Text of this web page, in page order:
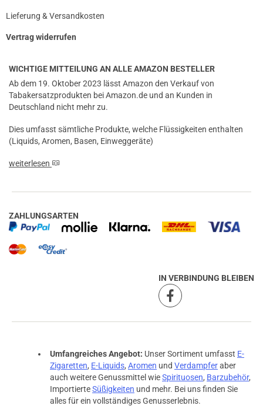
prev
Lieferung & Versandkosten
Vertrag widerrufen
WICHTIGE MITTEILUNG AN ALLE AMAZON BESTELLER
Ab dem 19. Oktober 2023 lässt Amazon den Verkauf von
Tabakersatzprodukten bei Amazon.de und an Kunden in
Deutschland nicht mehr zu.
Dies umfasst sämtliche Produkte, welche Flüssigkeiten enthalten
(Liquids, Aromen, Basen, Einweggeräte)
weiterlesen
ZAHLUNGSARTEN
IN VERBINDUNG BLEIBEN
Umfangreiches Angebot: Unser Sortiment umfasst E-
Zigaretten, E-Liquids, Aromen und Verdampferaber
auch weitere Genussmittel wieSpirituosen, Barzubehör,
ImportierteSüßigkeiten und mehr. Bei uns finden Sie
alles für ein vollständiges Genusserlebnis.